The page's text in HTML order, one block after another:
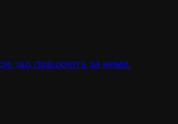
що працюють за ними.